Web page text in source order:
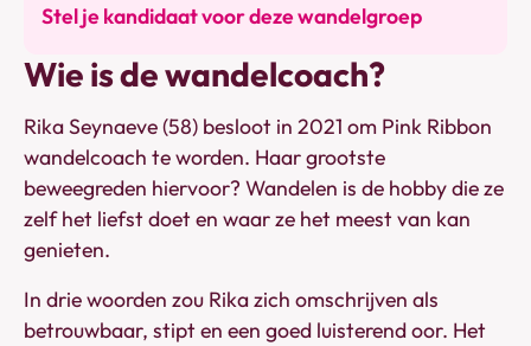
Stel je kandidaat voor deze wandelgroep
Wie is de wandelcoach?
Rika Seynaeve (58) besloot in 2021 om Pink Ribbon
wandelcoach te worden. Haar grootste
beweegreden hiervoor? Wandelen is de hobby die ze
zelf het liefst doet en waar ze het meest van kan
genieten.
In drie woorden zou Rika zich omschrijven als
betrouwbaar, stipt en een goed luisterend oor. Het